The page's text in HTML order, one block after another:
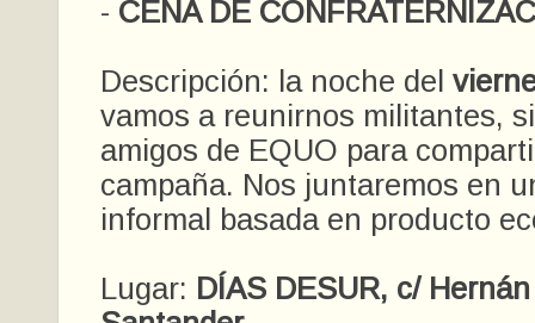
- CENA DE
Descripción: la noche del
vamos a reunirnos militantes,
amigos de EQUO para
campaña. Nos juntaremos en
informal basada en producto
Lugar: DÍAS DESUR, c/